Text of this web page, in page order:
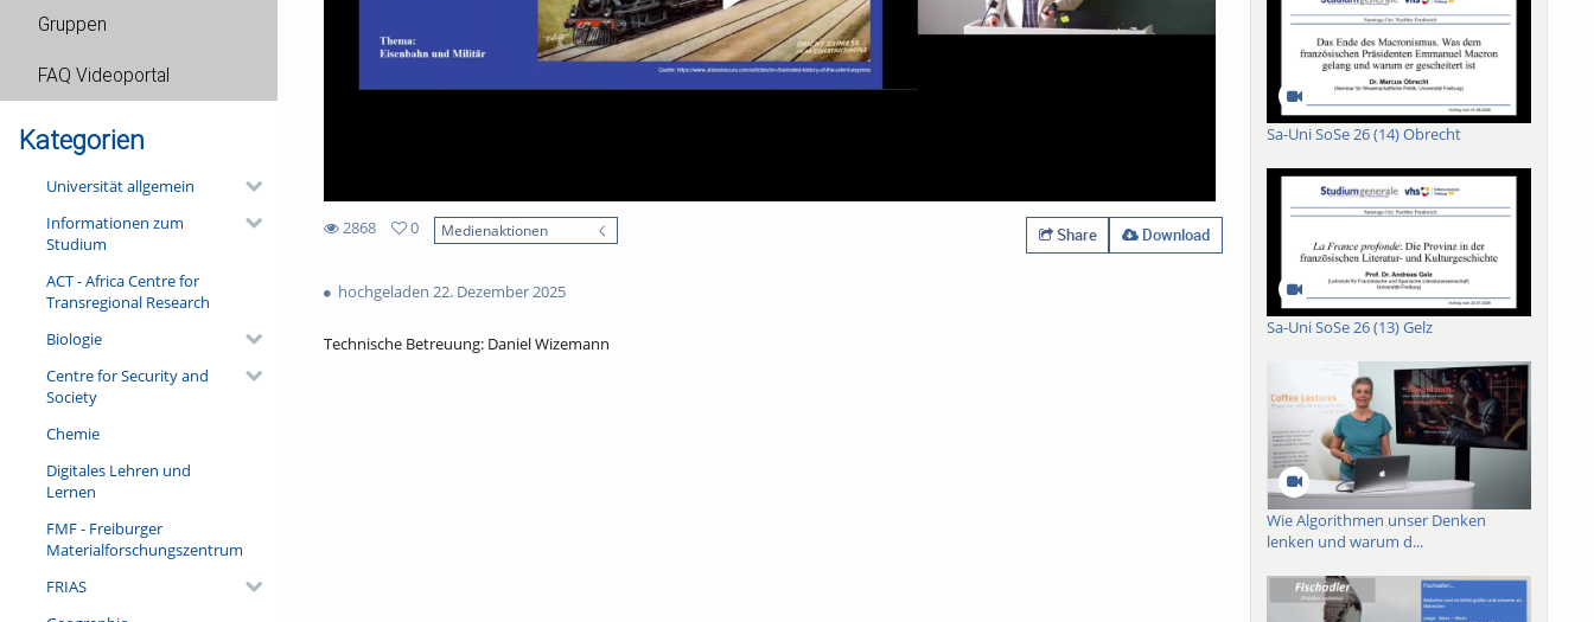
Gruppen
FAQ Videoportal
Kategorien
Universität allgemein
Informationen zum
Studium
ACT - Africa Centre for
Transregional Research
Biologie
Centre for Security and
Society
Chemie
Digitales Lehren und
Lernen
FMF - Freiburger
Materialforschungszentrum
FRIAS
2868
views
0
Medienaktionen Share Download
hochgeladen 22. Dezember 2025
Technische Betreuung: Daniel Wizemann
Sa-Uni SoSe 26 (14) Obrecht
Sa-Uni SoSe 26 (13) Gelz
Wie Algorithmen unser Denken
lenken und warum d...